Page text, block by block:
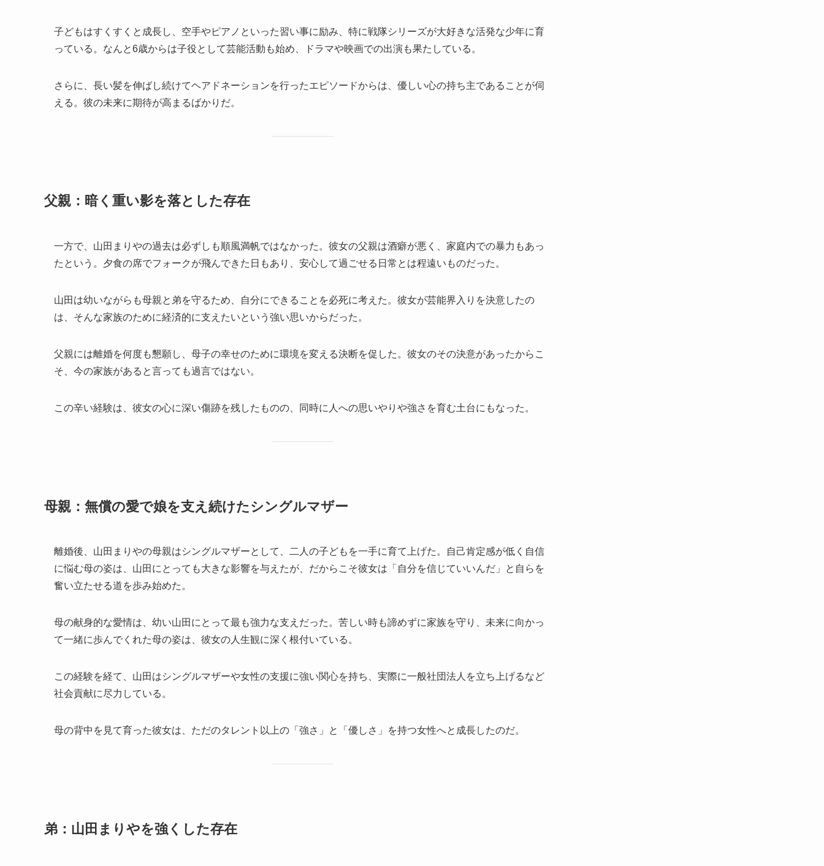
子どもはすくすくと成長し、空手やピアノといった習い事に励み、特に戦隊シリーズが大好きな活発な少年に育
っている。なんと6歳からは子役として芸能活動も始め、ドラマや映画での出演も果たしている。
さらに、長い髪を伸ばし続けてヘアドネーションを行ったエピソードからは、優しい心の持ち主であることが伺
える。彼の未来に期待が高まるばかりだ。
父親：暗く重い影を落とした存在
一方で、山田まりやの過去は必ずしも順風満帆ではなかった。彼女の父親は酒癖が悪く、家庭内での暴力もあっ
たという。夕食の席でフォークが飛んできた日もあり、安心して過ごせる日常とは程遠いものだった。
山田は幼いながらも母親と弟を守るため、自分にできることを必死に考えた。彼女が芸能界入りを決意したの
は、そんな家族のために経済的に支えたいという強い思いからだった。
父親には離婚を何度も懇願し、母子の幸せのために環境を変える決断を促した。彼女のその決意があったからこ
そ、今の家族があると言っても過言ではない。
この辛い経験は、彼女の心に深い傷跡を残したものの、同時に人への思いやりや強さを育む土台にもなった。
母親：無償の愛で娘を支え続けたシングルマザー
離婚後、山田まりやの母親はシングルマザーとして、二人の子どもを一手に育て上げた。自己肯定感が低く自信
に悩む母の姿は、山田にとっても大きな影響を与えたが、だからこそ彼女は「自分を信じていいんだ」と自らを
奮い立たせる道を歩み始めた。
母の献身的な愛情は、幼い山田にとって最も強力な支えだった。苦しい時も諦めずに家族を守り、未来に向かっ
て一緒に歩んでくれた母の姿は、彼女の人生観に深く根付いている。
この経験を経て、山田はシングルマザーや女性の支援に強い関心を持ち、実際に一般社団法人を立ち上げるなど
社会貢献に尽力している。
母の背中を見て育った彼女は、ただのタレント以上の「強さ」と「優しさ」を持つ女性へと成長したのだ。
弟：山田まりやを強くした存在